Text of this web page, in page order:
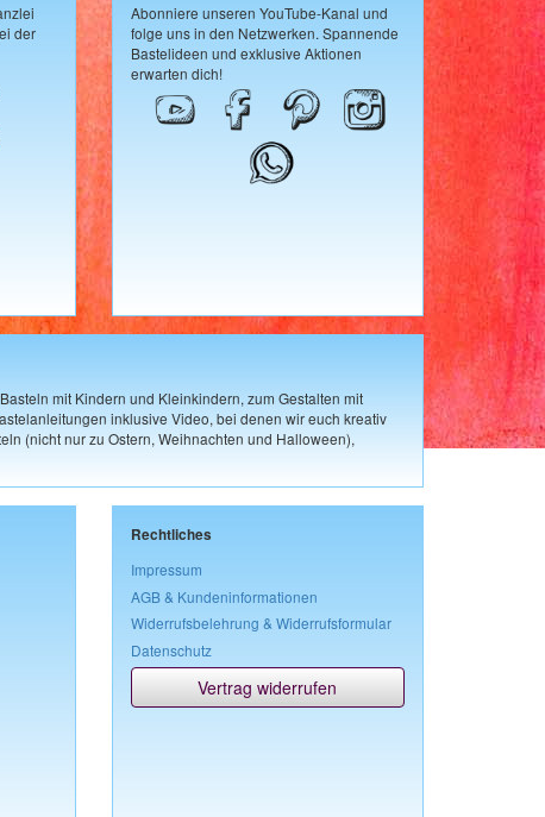
der
Abonniere unseren YouTube-Kanal und
folge uns in den Netzwerken. Spannende
Bastelideen und exklusive Aktionen
erwarten dich!
mit Kindern und Kleinkindern, zum Gestalten mit
inklusive Video, bei denen wir euch kreativ
(nicht nur zu Ostern, Weihnachten und Halloween),
Rechtliches
Impressum
AGB & Kundeninformationen
Widerrufsbelehrung & Widerrufsformular
Datenschutz
Vertrag widerrufen